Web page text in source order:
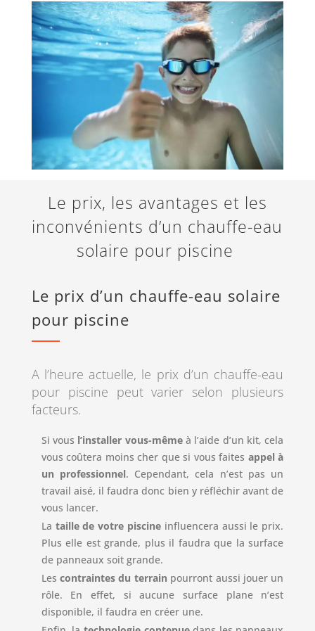
Le prix, les avantages et les
inconvénients d’un chauffe-eau
solaire pour piscine
Le prix d’un chauffe-eau solaire
pour piscine
A l’heure actuelle, le prix d’un chauffe-eau
pour piscine peut varier selon plusieurs
facteurs.
Si vous l’installer vous-mêmeà l’aide d’un kit, cela
vous coûtera moins cher que si vous faites appel à
un professionnel. Cependant, cela n’est pas un
travail aisé, il faudra donc bien y réfléchir avant de
vous lancer.
La taille de votre piscine influencera aussi le prix.
Plus elle est grande, plus il faudra que la surface
de panneaux soit grande.
Les contraintes du terrain pourront aussi jouer un
rôle. En effet, si aucune surface plane n’est
disponible, il faudra en créer une.